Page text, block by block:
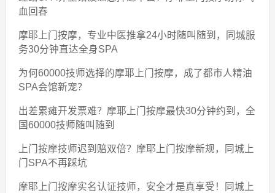
血回春
摩耶上门按摩，专业中医推拿24小时随叫随到，同城服
务30分钟直达全身SPA
为何60000技师选择的摩耶上门按摩，成了都市人精油
SPA会馆新宠？
出差累瘫开发票难？摩耶上门按摩最快30分钟约到，全
国60000技师随叫随到
上门按摩技师迟到赔双倍？摩耶上门按摩新规，同城上
门SPA不再踩坑
摩耶上门按摩实名认证技师，安全才是真享受！同城上